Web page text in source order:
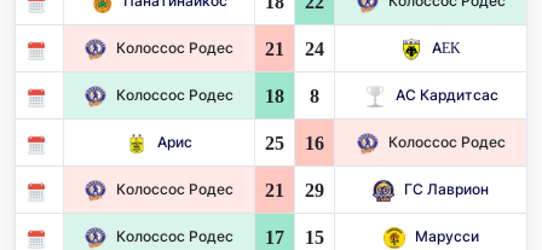
Колоссос Родес 21 24 AEK
Колоссос Родес 18 8 АС Кардитсас
Арис 25 16 Колоссос Родес
Колоссос Родес 21 29 ГС Лаврион
Колоссос Родес 17 15 Марусси